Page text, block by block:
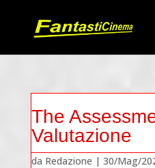
The
Valutazione
da Redazione | 30/Mag/